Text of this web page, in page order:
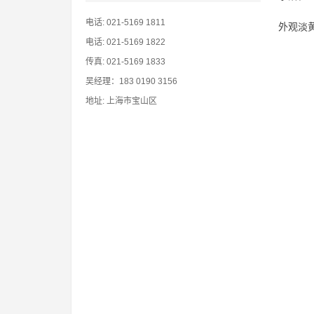
外观淡
电话: 021-5169 1811
电话: 021-5169 1822
传真: 021-5169 1833
吴经理：183 0190 3156
地址: 上海市宝山区